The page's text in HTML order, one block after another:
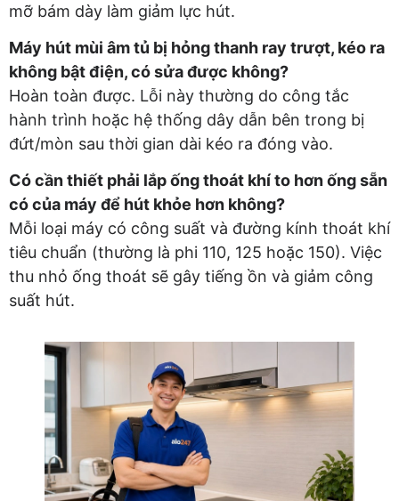
mỡ bám dày làm giảm lực hút.
Máy hút mùi âm tủ bị hỏng thanh ray trượt, kéo ra
không bật điện, có sửa được không?
Hoàn toàn được. Lỗi này thường do công tắc
hành trình hoặc hệ thống dây dẫn bên trong bị
đứt/mòn sau thời gian dài kéo ra đóng vào.
Có cần thiết phải lắp ống thoát khí to hơn ống sẵn
có của máy để hút khỏe hơn không?
Mỗi loại máy có công suất và đường kính thoát khí
tiêu chuẩn (thường là phi 110, 125 hoặc 150). Việc
thu nhỏ ống thoát sẽ gây tiếng ồn và giảm công
suất hút.